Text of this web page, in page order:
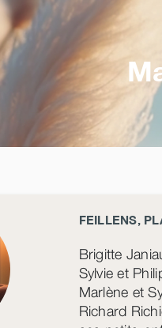
FEILLENS,
Brigitte
Sylvie et
Marlène et
Richard